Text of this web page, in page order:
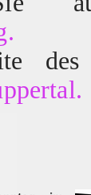
des